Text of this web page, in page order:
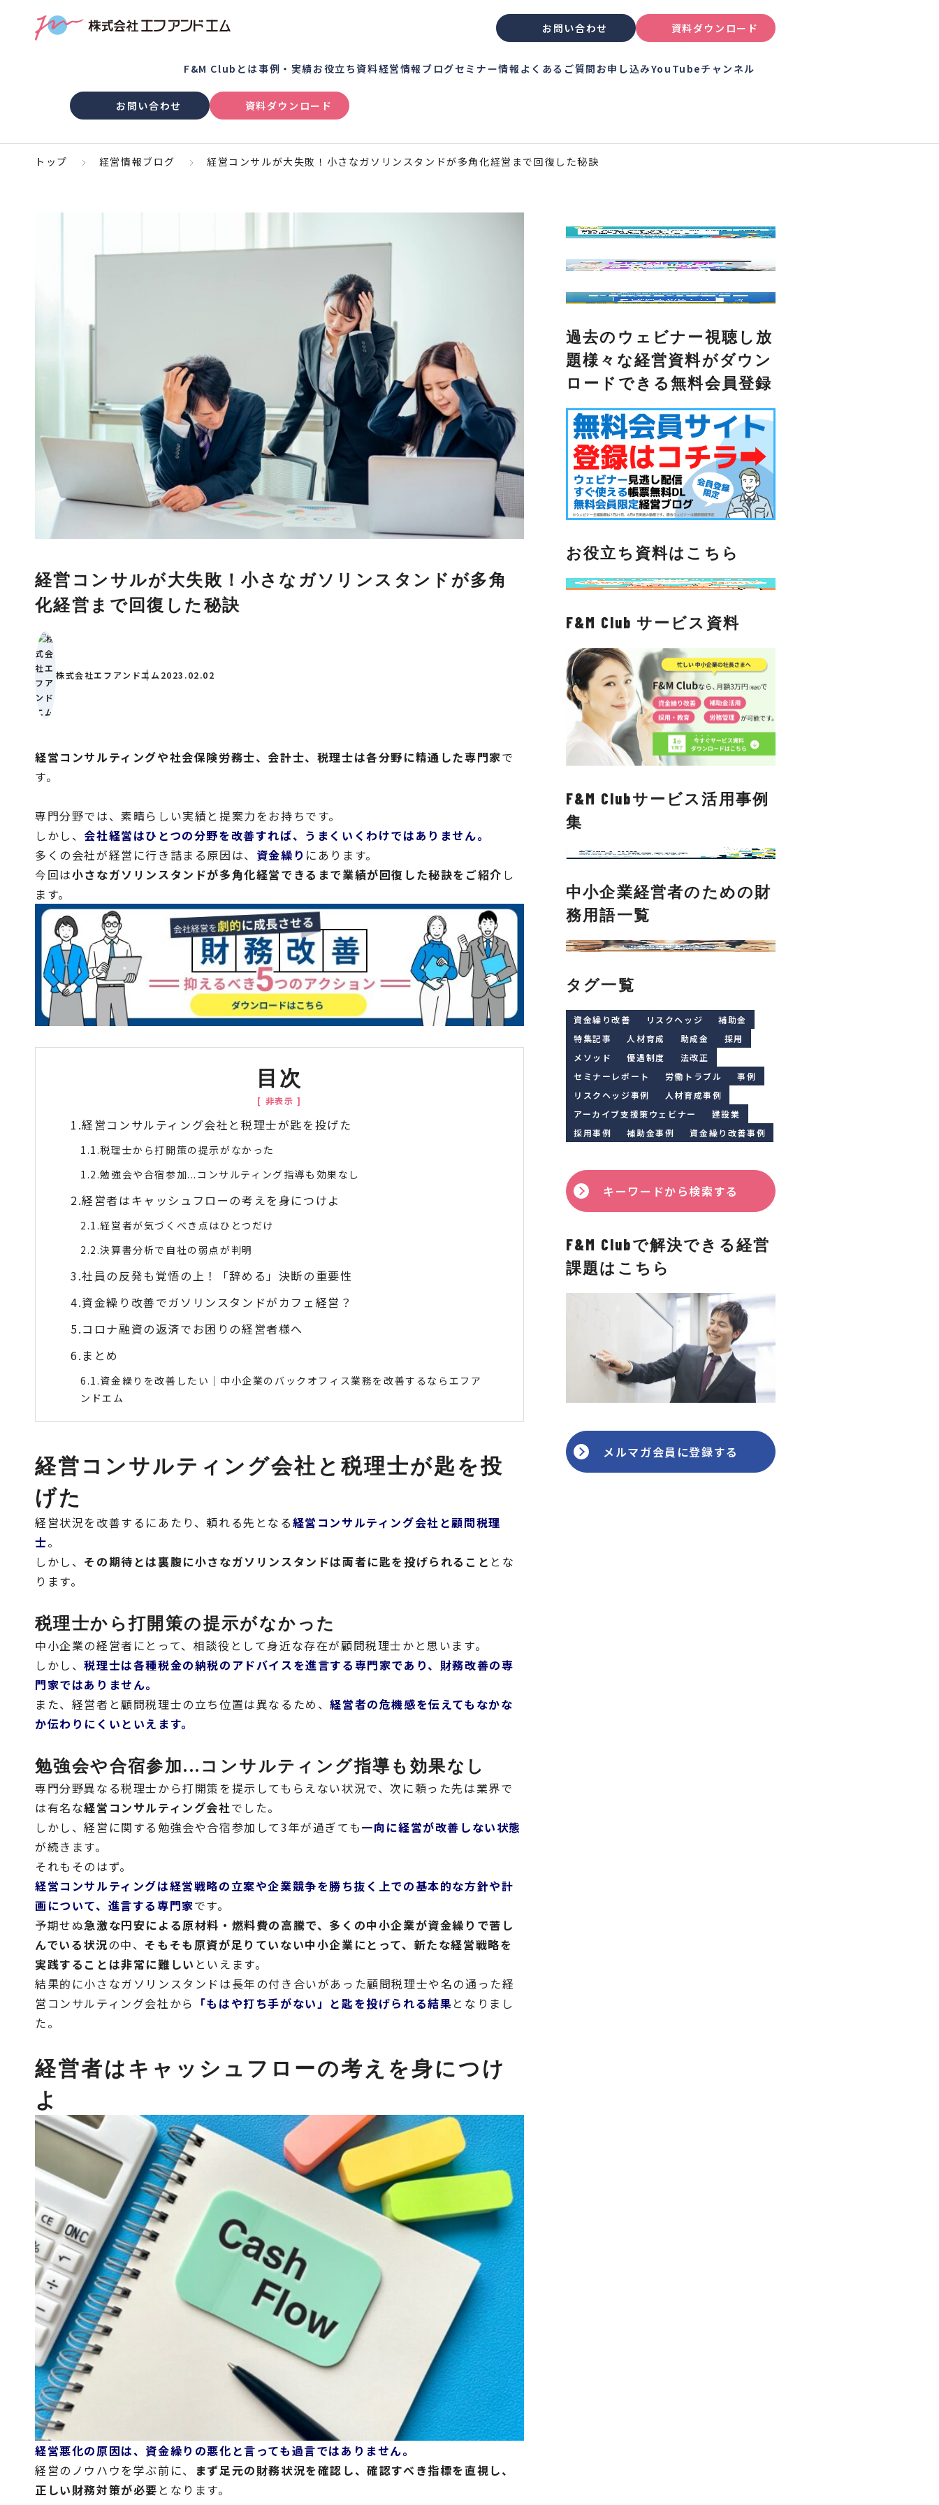
お問い合わせ 資料ダウンロード
F&M Clubとは事例・実績お役立ち資料経営情報ブログセミナー情報よくあるご質問 お申し込みYouTubeチャンネル
お問い合わせ 資料ダウンロード
トップ 経営情報ブログ 経営コンサルが大失敗！小さなガソリンスタンドが多角化経営まで回復した秘訣
経営コンサルが大失敗！小さなガソリンスタンドが多角
化経営まで回復した秘訣
株式会社エフアンドエム 2023.02.02
経営コンサルティングや社会保険労務士、会計士、税理士は各分野に精通した専門家で
す。
専門分野では、素晴らしい実績と提案力をお持ちです。
しかし、 会社経営はひとつの分野を改善すれば、うまくいくわけではありません。
多くの会社が経営に行き詰まる原因は、 資金繰り にあります。
今回は小さなガソリンスタンドが多角化経営できるまで業績が回復した秘訣をご紹介 し
ます。
目次
経営コンサルティング会社と税理士が匙を投げた
税理士から打開策の提示がなかった
勉強会や合宿参加...コンサルティング指導も効果なし
経営者はキャッシュフローの考えを身につけよ
経営者が気づくべき点はひとつだけ
決算書分析で自社の弱点が判明
社員の反発も覚悟の上！「辞める」決断の重要性
資金繰り改善でガソリンスタンドがカフェ経営？
コロナ融資の返済でお困りの経営者様へ
まとめ
資金繰りを改善したい｜中小企業のバックオフィス業務を改善するならエフア
ンドエム
経営コンサルティング会社と税理士が匙を投
げた
経営状況を改善するにあたり、頼れる先となる経営コンサルティング会社と顧問税理
士。
しかし、 その期待とは裏腹に小さなガソリンスタンドは両者に匙を投げられること とな
ります。
税理士から打開策の提示がなかった
中小企業の経営者にとって、相談役として身近な存在が顧問税理士かと思います。
しかし、税理士は各種税金の納税のアドバイスを進言する専門家であり、財務改善の専
門家ではありません。
また、経営者と顧問税理士の立ち位置は異なるため、経営者の危機感を伝えてもなかな
か伝わりにくいといえます。
勉強会や合宿参加...コンサルティング指導も効果なし
専門分野異なる税理士から打開策を提示してもらえない状況で、次に頼った先は業界で
は有名な経営コンサルティング会社でした。
しかし、経営に関する勉強会や合宿参加して3年が過ぎても一向に経営が改善しない状態
が続きます。
それもそのはず。
経営コンサルティングは経営戦略の立案や企業競争を勝ち抜く上での基本的な方針や計
画について、進言する専門家です。
予期せぬ急激な円安による原材料・燃料費の高騰で、多くの中小企業が資金繰りで苦し
んでいる状況の中、 そもそも原資が足りていない中小企業にとって、新たな経営戦略を
実践することは非常に難しい といえます。
結果的に小さなガソリンスタンドは長年の付き合いがあった顧問税理士や名の通った経
営コンサルティング会社から 「もはや打ち手がない」と匙を投げられる結果となりまし
た。
経営者はキャッシュフローの考えを身につけ
よ
経営悪化の原因は、資金繰りの悪化と言っても過言ではありません。
経営のノウハウを学ぶ前に、
まず足元の財務状況を確認し、確認すべき指標を直視し、
正しい財務対策が必要 となります。
過去のウェビナー視聴し放
題様々な経営資料がダウン
ロードできる無料会員登録
お役立ち資料はこちら
F&M Club サービス資料
F&M Clubサービス活用事例
集
中小企業経営者のための財
務用語一覧
タグ一覧
資金繰り改善 リスクヘッジ
補助金
特集記事
人材育成 助成金
採用
メソッド
優遇制度
法改正
セミナーレポート
労働トラブル
事例
リスクヘッジ事例
人材育成事例
アーカイブ支援策ウェビナー
建設業
採用事例
補助金事例 資金繰り改善事例
キーワードから検索する
F&M Clubで解決できる経営
課題はこちら
メルマガ会員に登録する